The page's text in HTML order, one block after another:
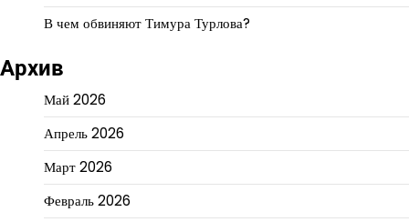
В чем обвиняют Тимура Турлова?
Архив
Май 2026
Апрель 2026
Март 2026
Февраль 2026